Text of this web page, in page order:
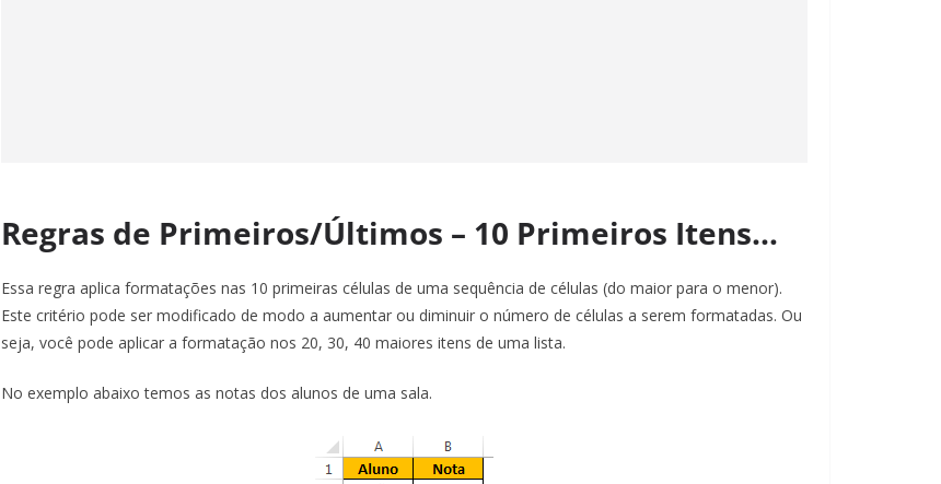
Regras de Primeiros/Últimos – 10 Primeiros Itens…
Essa regra aplica formatações nas 10 primeiras células de uma sequência de células (do maior para o menor).
Este critério pode ser modificado de modo a aumentar ou diminuir o número de células a serem formatadas. Ou
seja, você pode aplicar a formatação nos 20, 30, 40 maiores itens de uma lista.
No exemplo abaixo temos as notas dos alunos de uma sala.